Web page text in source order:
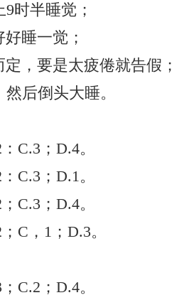
时半睡觉；
睡一觉；
，要是太疲倦就告假；
后倒头大睡。
C.3；D.4。
C.3；D.1。
C.3；D.4。
C，1；D.3。
C.2；D.4。